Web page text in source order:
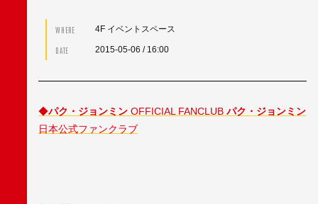
WHERE 4F イベントスペース
DATE 2015-05-06 / 16:00
◆パク・ジョンミン OFFICIAL FANCLUB パク・ジョンミン
日本公式ファンクラブ